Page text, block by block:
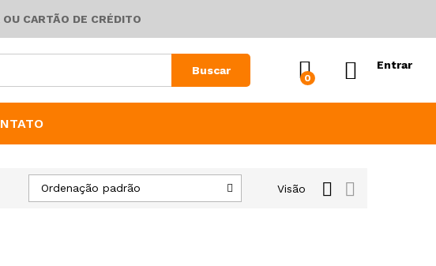
CARTÃO DE CRÉDITO
Buscar
0
Entrar
Visão
Ordenação padrão